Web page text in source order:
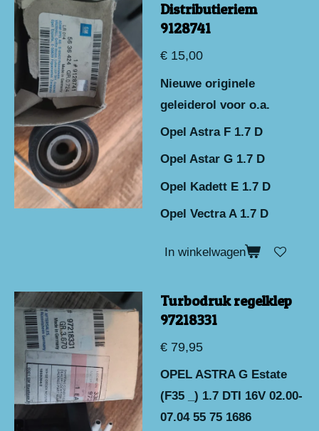
Distributieriem
9128741
€ 15,00
Nieuwe originele
geleiderol voor o.a.
Opel Astra F 1.7 D
Opel Astar G 1.7 D
Opel Kadett E 1.7 D
Opel Vectra A 1.7 D
In winkelwagen
Turbodruk regelklep
97218331
€ 79,95
OPEL ASTRA G Estate
(F35 _) 1.7 DTI 16V 02.00-
07.04 55 75 1686